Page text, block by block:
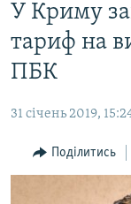
основного
матеріалу
Перейти
до
основної
Перейти
до
ВОДА.КРИМ
ВІДЕО ТА ФОТО
БЛОГИ
ПОГЛЯД
У Криму
тариф на
ПБК
31 січень 2019,
Поділитись